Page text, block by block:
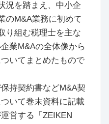
況を踏まえ、中小企
のM&A業務に初めて
り組む税理士を主な
業M&Aの全体像から
いてまとめたもので
持契約書などM&A契
いて巻末資料に記載
営する「ZEIKEN